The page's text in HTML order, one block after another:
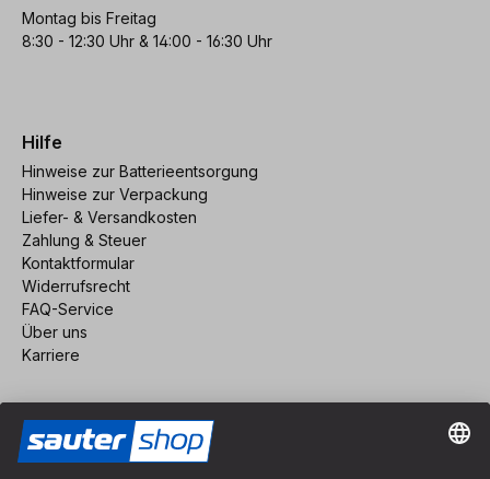
Montag bis Freitag
8:30 - 12:30 Uhr & 14:00 - 16:30 Uhr
Hilfe
Hinweise zur Batterieentsorgung
Hinweise zur Verpackung
Liefer- & Versandkosten
Zahlung & Steuer
Kontaktformular
Widerrufsrecht
FAQ-Service
Über uns
Karriere